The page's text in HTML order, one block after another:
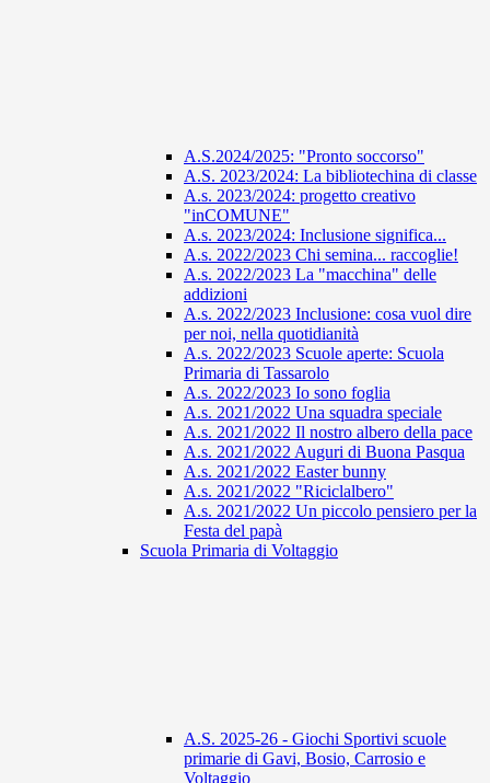
A.S.2024/2025: "Pronto soccorso"
A.S. 2023/2024: La bibliotechina di classe
A.s. 2023/2024: progetto creativo
"inCOMUNE"
A.s. 2023/2024: Inclusione significa...
A.s. 2022/2023 Chi semina... raccoglie!
A.s. 2022/2023 La "macchina" delle
addizioni
A.s. 2022/2023 Inclusione: cosa vuol dire
per noi, nella quotidianità
A.s. 2022/2023 Scuole aperte: Scuola
Primaria di Tassarolo
A.s. 2022/2023 Io sono foglia
A.s. 2021/2022 Una squadra speciale
A.s. 2021/2022 Il nostro albero della pace
A.s. 2021/2022 Auguri di Buona Pasqua
A.s. 2021/2022 Easter bunny
A.s. 2021/2022 "Riciclalbero"
A.s. 2021/2022 Un piccolo pensiero per la
Festa del papà
Scuola Primaria di Voltaggio
A.S. 2025-26 - Giochi Sportivi scuole
primarie di Gavi, Bosio, Carrosio e
Voltaggio